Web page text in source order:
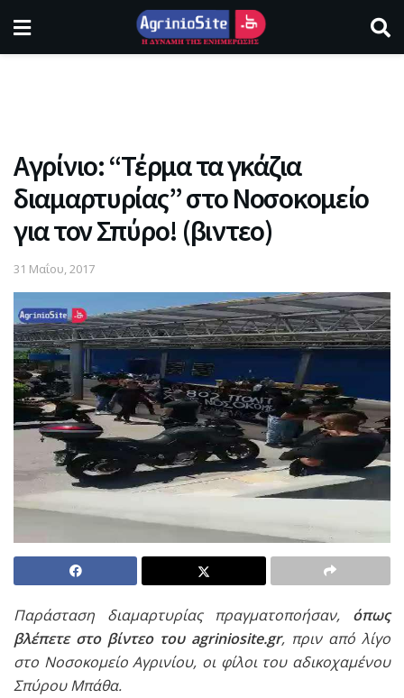
Αγρίνιο: “Τέρμα τα γκάζια
διαμαρτυρίας” στο Νοσοκομείο
για τον Σπύρο! (βιντεο)
31 Μαΐου, 2017
Παράσταση διαμαρτυρίας πραγματοποήσαν, όπως
βλέπετε στο βίντεο του agriniosite.gr, πριν από λίγο
στο Νοσοκομείο Aγρινίου, οι φίλοι του αδικοχαμένου
Σπύρου Μπάθα.